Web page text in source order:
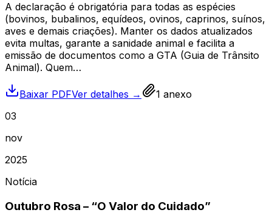
A declaração é obrigatória para todas as espécies
(bovinos, bubalinos, equídeos, ovinos, caprinos, suínos,
aves e demais criações). Manter os dados atualizados
evita multas, garante a sanidade animal e facilita a
emissão de documentos como a GTA (Guia de Trânsito
Animal). Quem…
Baixar PDFVer detalhes → 1 anexo
03
nov
2025
Notícia
Outubro Rosa – “O Valor do Cuidado”